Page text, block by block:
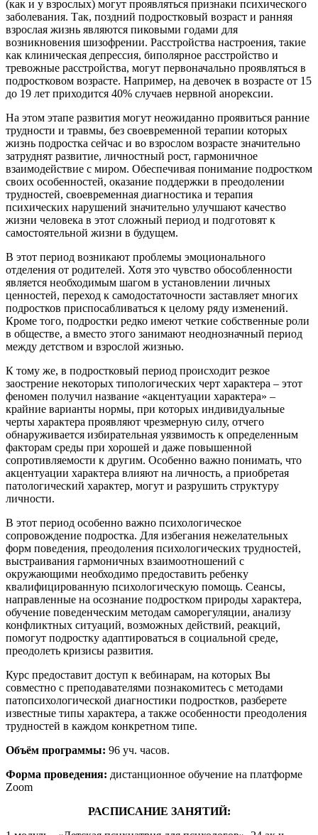
(как и у взрослых) могут проявляться признаки психического
заболевания. Так, поздний подростковый возраст и ранняя
взрослая жизнь являются пиковыми годами для
возникновения шизофрении. Расстройства настроения, такие
как клиническая депрессия, биполярное расстройство и
тревожные расстройства, могут первоначально проявляться в
подростковом возрасте. Например, на девочек в возрасте от 15
до 19 лет приходится 40% случаев нервной анорексии.
На этом этапе развития могут неожиданно проявиться ранние
трудности и травмы, без своевременной терапии которых
жизнь подростка сейчас и во взрослом возрасте значительно
затруднят развитие, личностный рост, гармоничное
взаимодействие с миром. Обеспечивая понимание подростком
своих особенностей, оказание поддержки в преодолении
трудностей, своевременная диагностика и терапия
психических нарушений значительно улучшают качество
жизни человека в этот сложный период и подготовят к
самостоятельной жизни в будущем.
В этот период возникают проблемы эмоционального
отделения от родителей. Хотя это чувство обособленности
является необходимым шагом в установлении личных
ценностей, переход к самодостаточности заставляет многих
подростков приспосабливаться к целому ряду изменений.
Кроме того, подростки редко имеют четкие собственные роли
в обществе, а вместо этого занимают неоднозначный период
между детством и взрослой жизнью.
К тому же, в подростковый период происходит резкое
заострение некоторых типологических черт характера – этот
феномен получил название «акцентуации характера» –
крайние варианты нормы, при которых индивидуальные
черты характера проявляют чрезмерную силу, отчего
обнаруживается избирательная уязвимость к определенным
факторам среды при хорошей и даже повышенной
сопротивляемости к другим. Особенно важно понимать, что
акцентуации характера влияют на личность, а приобретая
патологический характер, могут и разрушить структуру
личности.
В этот период особенно важно психологическое
сопровождение подростка. Для избегания нежелательных
форм поведения, преодоления психологических трудностей,
выстраивания гармоничных взаимоотношений с
окружающими необходимо предоставить ребенку
квалифицированную психологическую помощь. Сеансы,
направленные на осознание подростком природы характера,
обучение поведенческим методам саморегуляции, анализу
конфликтных ситуаций, возможных действий, реакций,
помогут подростку адаптироваться в социальной среде,
преодолеть кризисы развития.
Курс предоставит доступ к вебинарам, на которых Вы
совместно с преподавателями познакомитесь с методами
патопсихологической диагностики подростков, разберете
известные типы характера, а также особенности преодоления
трудностей в каждом конкретном типе.
Объём программы: 96 уч. часов.
Форма проведения: дистанционное обучение на платформе
Zoom
РАСПИСАНИЕ ЗАНЯТИЙ: